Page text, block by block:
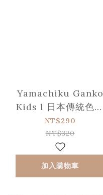
Yamachiku Ganko
Kids l 日本傳統色手
作天然竹兒童筷 18cm
- 櫻花粉
NT$290
NT$320
加入購物車